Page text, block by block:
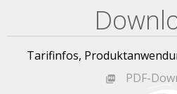
Tarifinfos,
PDF-